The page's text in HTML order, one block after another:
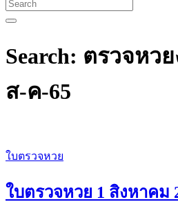
Search: ตรวจหว
ส-ค-65
ใบตรวจหวย
ใบตรวจหวย 1 สิงหาคม